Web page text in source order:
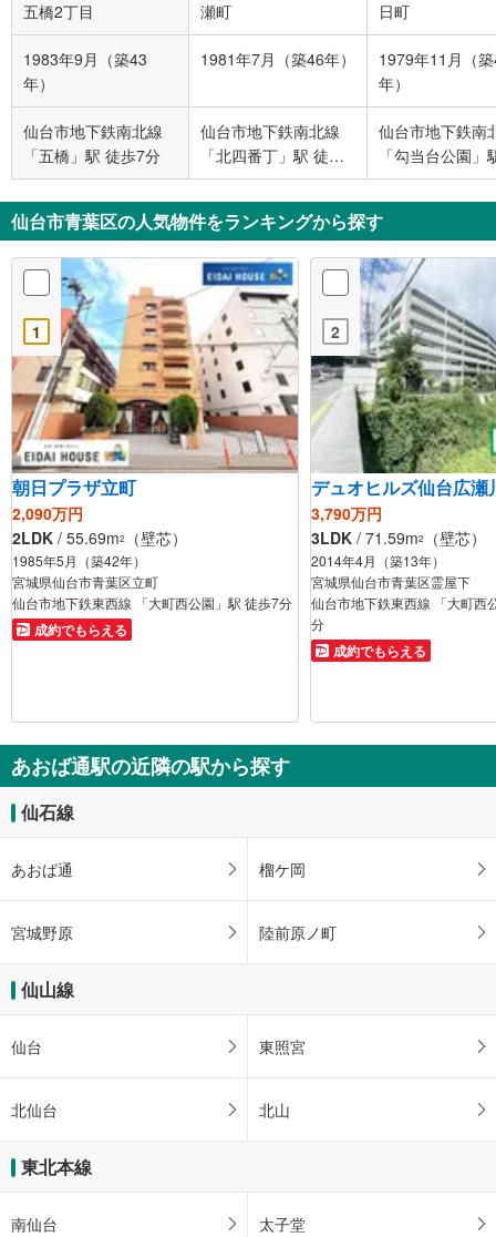
五橋2丁目 瀬町 日町
1983年9月（築43
年）
1981年7月（築46年）
1979年11月（
年）
仙台市地下鉄南北線
「五橋」駅 徒歩7分
仙台市地下鉄南北線
「北四番丁」駅 徒歩
14分
仙台市地下鉄南
「勾当台公園」
歩5分
仙台市青葉区の人気物件をランキングから探す
1
朝日プラザ立町
2,090万円
2LDK / 55.69m2 （壁芯）
1985年5月（築42年）
宮城県仙台市青葉区立町
仙台市地下鉄東西線 「大町西公園」駅 徒歩7分
成約でもらえる
2
デュオヒルズ仙台広瀬
3,790万円
3LDK / 71.59m2 （壁芯）
2014年4月（築13年）
宮城県仙台市青葉区霊屋下
仙台市地下鉄東西線 「大町西
分
成約でもらえる
あおば通駅の近隣の駅から探す
仙石線
あおば通 榴ケ岡
宮城野原 陸前原ノ町
仙山線
仙台 東照宮
北仙台 北山
東北本線
南仙台 太子堂